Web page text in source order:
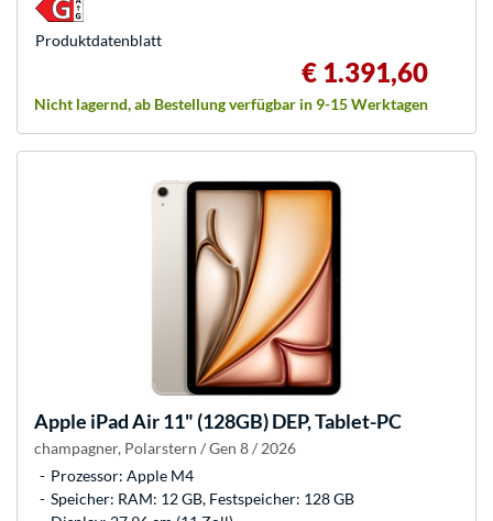
€ 1.391,60
Nicht lagernd, ab Bestellung verfügbar in 9-15 Werktagen
Produkt­datenblatt
Apple iPad Air 11" (128GB) DEP, Tablet-PC
champagner, Polarstern / Gen 8 / 2026
Prozessor: Apple M4
Speicher: RAM: 12 GB, Festspeicher: 128 GB